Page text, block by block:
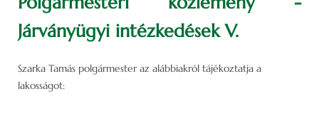
Járványügyi intézkedések V.
Szarka Tamás polgármester az alábbiakról tájékoztatja a
lakosságot: